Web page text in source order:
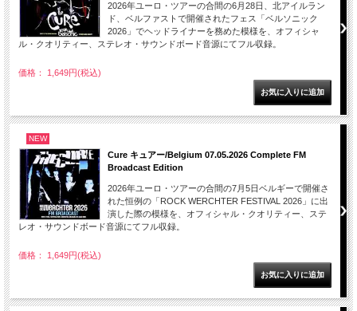
2026年ユーロ・ツアーの合間の6月28日、北アイルラン
ド、ベルファストで開催されたフェス「ベルソニック
2026」でヘッドライナーを務めた模様を、オフィシャ
ル・クオリティー、ステレオ・サウンドボード音源にてフル収録。
価格： 1,649円(税込)
NEW
Cure キュアー/Belgium 07.05.2026 Complete FM
Broadcast Edition
2026年ユーロ・ツアーの合間の7月5日ベルギーで開催さ
れた恒例の「ROCK WERCHTER FESTIVAL 2026」に出
演した際の模様を、オフィシャル・クオリティー、ステ
レオ・サウンドボード音源にてフル収録。
価格： 1,649円(税込)